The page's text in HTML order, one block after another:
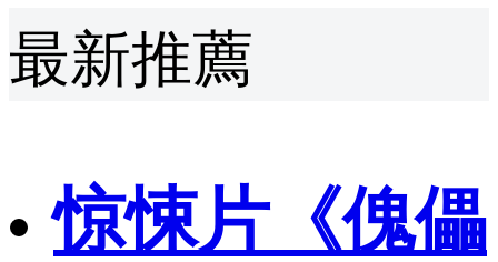
最新推薦
惊悚片《傀儡